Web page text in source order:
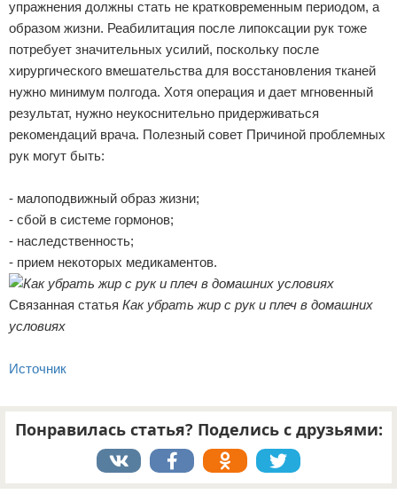
упражнения должны стать не кратковременным периодом, а
образом жизни. Реабилитация после липоксации рук тоже
потребует значительных усилий, поскольку после
хирургического вмешательства для восстановления тканей
нужно минимум полгода. Хотя операция и дает мгновенный
результат, нужно неукоснительно придерживаться
рекомендаций врача. Полезный совет Причиной проблемных
рук могут быть:
- малоподвижный образ жизни;
- сбой в системе гормонов;
- наследственность;
- прием некоторых медикаментов.
Связанная статья Как убрать жир с рук и плеч в домашних
условиях
Источник
Понравилась статья? Поделись с друзьями: